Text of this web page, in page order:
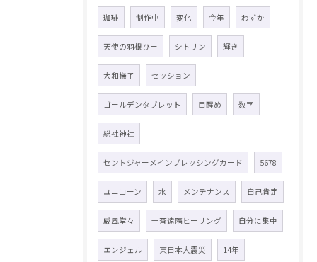
珈琲 制作中 変化 今年 わずか
天使の羽根ひー シトリン 輝き
大和撫子 セッション
ゴールデンタブレット 目醒め 数字
総社神社
セントジャーメインブレッシングカード 5678
ユニコーン 水 メンテナンス 自己肯定
威風堂々 一斉遠隔ヒーリング 自分に集中
エンジェル 東日本大震災 14年